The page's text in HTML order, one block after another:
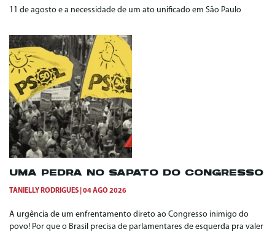
11 de agosto e a necessidade de um ato unificado em São Paulo
UMA PEDRA NO SAPATO DO CONGRESSO
TANIELLY RODRIGUES 04 AGO 2026
A urgência de um enfrentamento direto ao Congresso inimigo do
povo! Por que o Brasil precisa de parlamentares de esquerda pra valer